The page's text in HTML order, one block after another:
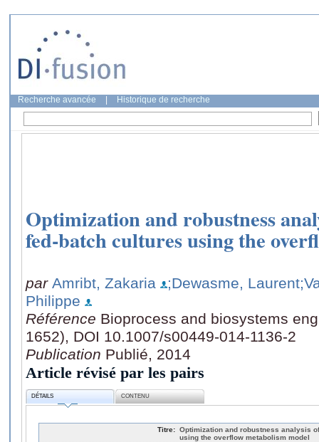
Recherche avancée Historique de recherche
Optimization and robustness
fed-batch cultures using the
par Amribt, Zakaria ;Dewasme, Laurent
Philippe
Référence Bioprocess and biosystems
1652), DOI 10.1007/s00449-014-1136-2
Publication Publié, 2014
Article révisé par les pairs
DÉTAILS CONTENU
Titre: Optimization and robustness analysis
using the overflow metabolism model